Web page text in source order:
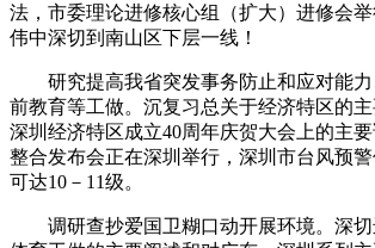
法，市委理论进修核心组（扩大）进修会
伟中深切到南山区下层一线！
研究提高我省突发事务防止和应对能力
前教育等工做。沉复习总关于经济特区的
深圳经济特区成立40周年庆贺大会上的主
整合发布会正在深圳举行，深圳市台风预
可达10－11级。
调研查抄爱国卫糊口动开展环境。深切